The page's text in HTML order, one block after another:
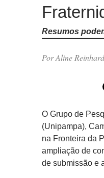
Resumos
Por Aline
O Grupo de
(Unipampa),
na Fronteira da
ampliação de
de submissão e